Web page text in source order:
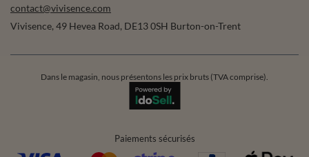
contact@vivisence.com
Vivisence, 49 Hevea Road, DE13 0SH Burton-on-Trent
Dans le magasin, nous présentons les prix bruts (TVA comprise).
Paiements sécurisés